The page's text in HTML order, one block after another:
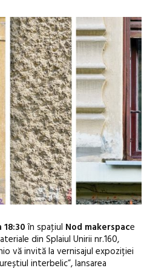
în spaţiul Nod makerspace
din Splaiul Unirii nr.160,
vă invită la vernisajul expoziției
interbelic”, lansarea